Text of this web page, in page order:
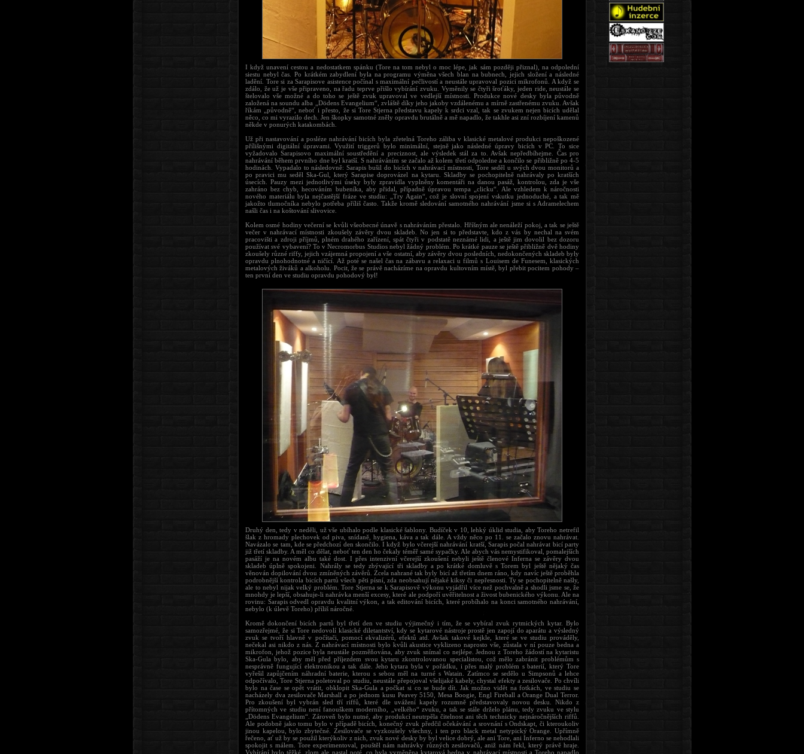
I když unavení cestou a nedostatkem spánku (Tore na tom nebyl o moc lépe, jak sám později přiznal), na odpolední
siestu nebyl čas. Po krátkém zabydlení byla na programu výměna všech blan na bubnech, jejich složení a následné
ladění. Tore si za Sarapisove asistence počínal s maximální pečlivostí a neustále upravoval pozici mikrofonů. A když se
zdálo, že už je vše připraveno, na řadu teprve přišlo vybírání zvuku. Vyměnily se čtyři šroťáky, jeden ride, neustále se
štelovalo vše možné a do toho se ještě zvuk upravoval ve vedlejší místnosti. Produkce nové desky byla původně
založená na soundu alba „Dödens Evangelium“, zvláště díky jeho jakoby vzdálenému a mírně zastřenému zvuku. Avšak
říkám „původně“, neboť i přesto, že si Tore Stjerna představu kapely k srdci vzal, tak se zvukem nejen bicích udělal
něco, co mi vyrazilo dech. Jen škopky samotné zněly opravdu brutálně a mě napadlo, že takhle asi zní rozbíjení kamenů
někde v ponurých katakombách.
Už při nastavování a posléze nahrávání bicích byla zřetelná Toreho záliba v klasické metalové produkci nepoškozené
přílišnými digitální úpravami. Využití triggerů bylo minimální, stejně jako následné úpravy bicích v PC. To sice
vyžadovalo Sarapisovo maximální soustředění a preciznost, ale výsledek stál za to. Avšak nepředbíhejme. Čas pro
nahrávání během prvního dne byl kratší. S nahráváním se začalo až kolem třetí odpoledne a končilo se přibližně po 4-5
hodinách. Vypadalo to následovně: Sarapis bušil do bicích v nahrávací místnosti, Tore seděl u svých dvou monitorů a
po pravici mu seděl Ska-Gul, který Sarapise doprovázel na kytaru. Skladby se pochopitelně nahrávaly po kratších
úsecích. Pauzy mezi jednotlivými úseky byly zpravidla vyplněny komentáři na danou pasáž, kontrolou, zda je vše
zahráno bez chyb, hecováním bubeníka, aby přidal, případně úpravou tempa „clicku“. Ale vzhledem k náročnosti
nového materiálu byla nejčastější fráze ve studiu: „Try Again“, což je slovní spojení vskutku jednoduché, a tak mě
jakožto tlumočníka nebylo potřeba příliš často. Takže kromě sledování samotného nahrávání jsme si s Adramelechem
našli čas i na koštování slivovice.
Kolem osmé hodiny večerní se kvůli všeobecné únavě s nahráváním přestalo. Hříšným ale nenáleží pokoj, a tak se ještě
večer v nahrávací místnosti zkoušely závěry dvou skladeb. No jen si to představte, kdo z vás by nechal na svém
pracovišti a zdroji příjmů, plném drahého zařízení, spát čtyři v podstatě neznámé lidi, a ještě jim dovolil bez dozoru
používat své vybavení? To v Necromorbus Studios nebyl žádný problém. Po krátké pauze se ještě přibližně dvě hodiny
zkoušely různé riffy, jejich vzájemná propojení a vše ostatní, aby závěry dvou posledních, nedokončených skladeb byly
opravdu plnohodnotné a ničící. Až poté se našel čas na zábavu a relaxaci u filmů s Louisem de Funesem, klasických
metalových živáků a alkoholu. Pocit, že se právě nacházíme na opravdu kultovním místě, byl přebit pocitem pohody –
ten první den ve studiu opravdu pohodový byl!
Druhý den, tedy v neděli, už vše ubíhalo podle klasické šablony. Budíček v 10, lehký úklid studia, aby Toreho netrefil
šlak z hromady plechovek od piva, snídaně, hygiena, káva a tak dále. A vždy něco po 11. se začalo znovu nahrávat.
Navázalo se tam, kde se předchozí den skončilo. I když bylo včerejší nahrávání kratší, Sarapis počal nahrávat bicí party
již třetí skladby. A měl co dělat, neboť ten den ho čekaly téměř samé sypačky. Ale abych vás nemystifikoval, pomalejších
pasáží je na novém albu také dost. I přes intenzivní včerejší zkoušení nebyli ještě členové Inferna se závěry dvou
skladeb úplně spokojeni. Nahrály se tedy zbývající tři skladby a po krátké domluvě s Torem byl ještě nějaký čas
věnován dopilování dvou zmíněných závěrů. Zcela nahrané tak byly bicí až třetím dnem ráno, kdy navíc ještě proběhla
podrobnější kontrola bicích partů všech pěti písní, zda neobsahují nějaké kiksy či nepřesnosti. Ty se pochopitelně našly,
ale to nebyl nijak velký problém. Tore Stjerna se k Sarapisově výkonu vyjádřil více než pochvalně a shodli jsme se, že
mnohdy je lepší, obsahuje-li nahrávka menší excesy, které ale podpoří uvěřitelnost a živost bubenického výkonu. Ale na
rovinu: Sarapis odvedl opravdu kvalitní výkon, a tak editování bicích, které probíhalo na konci samotného nahrávání,
nebylo (k úlevě Toreho) příliš náročné.
Kromě dokončení bicích partů byl třetí den ve studiu výjimečný i tím, že se vybíral zvuk rytmických kytar. Bylo
samozřejmé, že si Tore nedovolí klasické diletantství, kdy se kytarové nástroje prostě jen zapojí do aparátu a výsledný
zvuk se tvoří hlavně v počítači, pomocí ekvalizérů, efektů atd. Avšak takové kejkle, které se ve studiu prováděly,
nečekal asi nikdo z nás. Z nahrávací místnosti bylo kvůli akustice vyklizeno naprosto vše, zůstala v ní pouze bedna a
mikrofon, jehož pozice byla neustále pozměňována, aby zvuk snímal co nejlépe. Jednou z Toreho žádostí na kytaristu
Ska-Gula bylo, aby měl před příjezdem svou kytaru zkontrolovanou specialistou, což mělo zabránit problémům s
nesprávně fungující elektronikou a tak dále. Jeho kytara byla v pořádku, i přes malý problém s baterií, který Tore
vyřešil zapůjčením náhradní baterie, kterou s sebou měl na turné s Watain. Zatímco se sedělo u Simpsonů a lehce
odpočívalo, Tore Stjerna poletoval po studiu, neustále přepojoval všelijaké kabely, chystal efekty a zesilovače. Po chvíli
bylo na čase se opět vrátit, obklopit Ska-Gula a počkat si co se bude dít. Jak možno vidět na fotkách, ve studiu se
nacházely dva zesilovače Marshall a po jednom kusu Peavey 5150, Mesa Boogie, Engl Fireball a Orange Dual Terror.
Pro zkoušení byl vybrán sled tří riffů, které dle uvážení kapely rozumně představovaly novou desku. Nikdo z
přítomných ve studiu není fanouškem moderního, „velkého“ zvuku, a tak se stále drželo plánu, tedy zvuku ve stylu
„Dödens Evangelium“. Zároveň bylo nutné, aby produkcí neutrpěla čitelnost ani těch technicky nejnáročnějších riffů.
Ale podobně jako tomu bylo v případě bicích, konečný zvuk předčil očekávání a srovnání s Ondskapt, či kteroukoliv
jinou kapelou, bylo zbytečné. Zesilovače se vyzkoušely všechny, i ten pro black metal netypický Orange. Upřímně
řečeno, ať už by se použil kterýkoliv z nich, zvuk nové desky by byl velice dobrý, ale ani Tore, ani Inferno se nehodlali
spokojit s málem. Tore experimentoval, pouštěl nám nahrávky různých zesilovačů, aniž nám řekl, který právě hraje.
Vybírání bylo těžké, zlom ale nastal poté, co byla vyměněna kytarová bedna v nahrávací místnosti a Toreho napadlo